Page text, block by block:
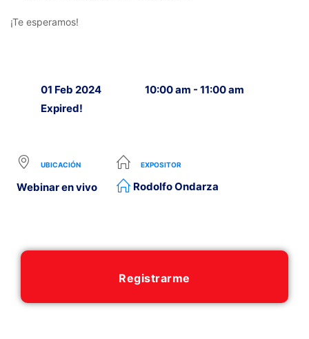
¡Te esperamos!
01 Feb 2024
Expired!
10:00 am - 11:00 am
UBICACIÓN
Webinar en vivo
EXPOSITOR
Rodolfo Ondarza
Registrarme